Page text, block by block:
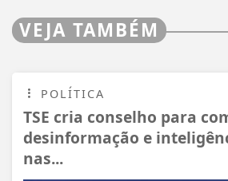
VEJA TAMBÉM
POLÍTICA
TSE cria conselho para
desinformação e
nas...